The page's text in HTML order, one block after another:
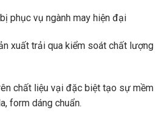
phục vụ ngành may hiện đại
xuất trải qua kiểm soát chất lượng
chất liệu vại đặc biệt tạo sự mềm
form dáng chuẩn.